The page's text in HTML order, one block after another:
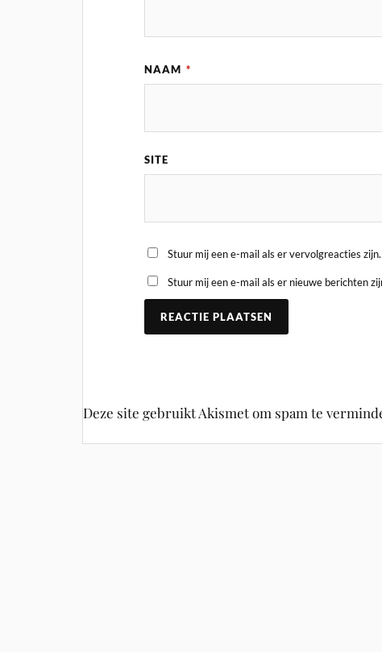
NAAM *
SITE
Stuur mij een e-mail als er vervolgreacties zijn.
Stuur mij een e-mail als er nieuwe berichten
Deze site gebruikt Akismet om spam te